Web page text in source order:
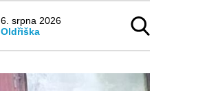
6. srpna 2026
Oldřiška